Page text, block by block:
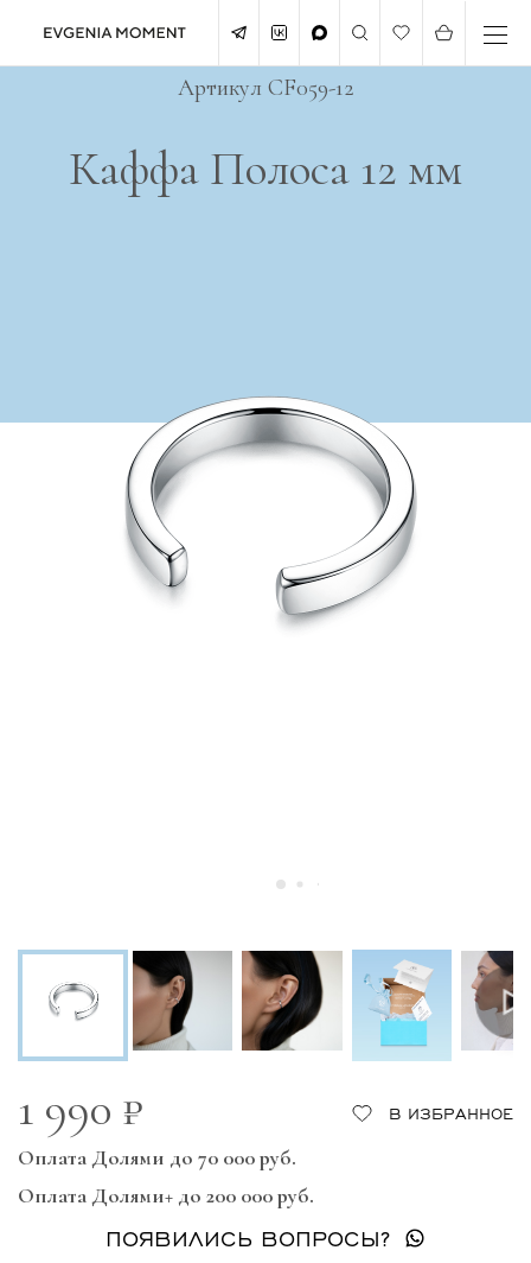
Каффа Полоса 12 мм
Артикул CF059-12
1 990 ₽ В ИЗБРАННОЕ
Оплата Долями до 70 000 руб.
Оплата Долями+ до 200 000 руб.
ПОЯВИЛИСЬ ВОПРОСЫ?